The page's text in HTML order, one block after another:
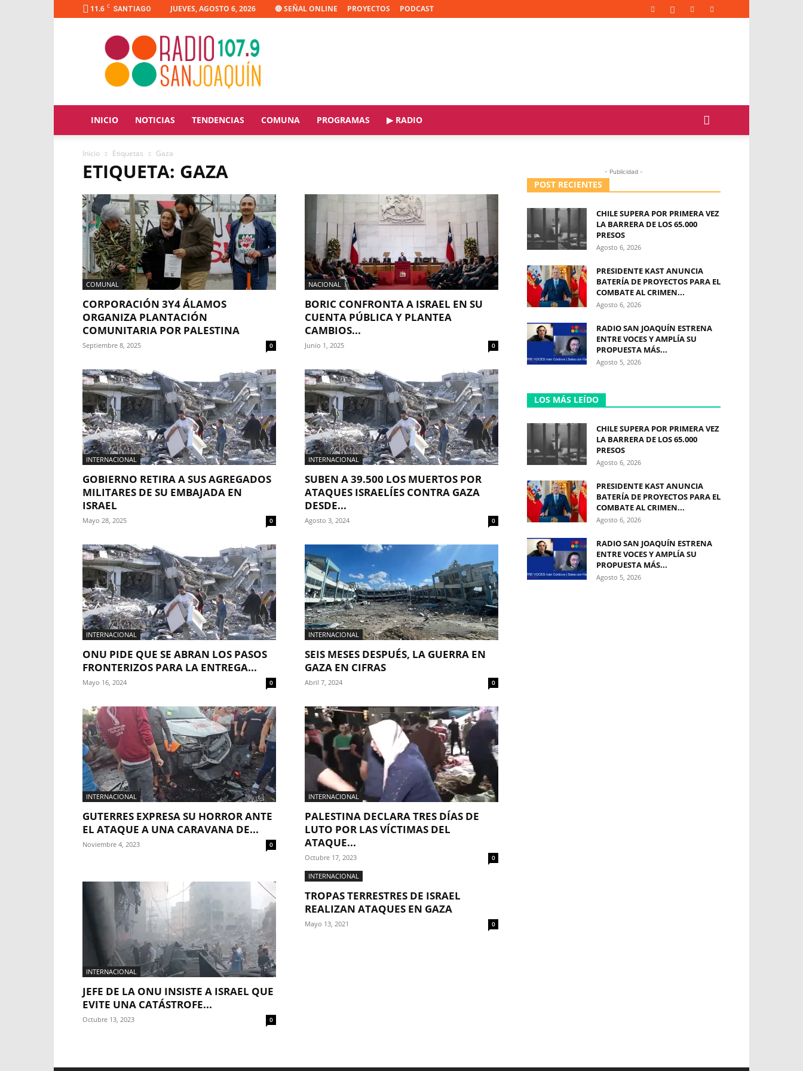
11.6 C SANTIAGO JUEVES, AGOSTO 6, 2026 🔴 SEÑAL ONLINE PROYECTOS PODCAST
Radio
Joaquín
INICIO NOTICIAS TENDENCIAS COMUNA PROGRAMAS ▶ RADIO
Inicio Etiquetas Gaza
ETIQUETA: GAZA
COMUNAL
CORPORACIÓN 3Y4 ÁLAMOS
ORGANIZA PLANTACIÓN
COMUNITARIA POR PALESTINA
Septiembre 8, 2025 0
NACIONAL
BORIC CONFRONTA A ISRAEL EN SU
CUENTA PÚBLICA Y PLANTEA
CAMBIOS...
Junio 1, 2025 0
INTERNACIONAL
GOBIERNO RETIRA A SUS AGREGADOS
MILITARES DE SU EMBAJADA EN
ISRAEL
Mayo 28, 2025 0
INTERNACIONAL
SUBEN A 39.500 LOS MUERTOS POR
ATAQUES ISRAELÍES CONTRA GAZA
DESDE...
Agosto 3, 2024 0
INTERNACIONAL
ONU PIDE QUE SE ABRAN LOS PASOS
FRONTERIZOS PARA LA ENTREGA...
Mayo 16, 2024 0
INTERNACIONAL
SEIS MESES DESPUÉS, LA GUERRA EN
GAZA EN CIFRAS
Abril 7, 2024 0
INTERNACIONAL
GUTERRES EXPRESA SU HORROR ANTE
EL ATAQUE A UNA CARAVANA DE...
Noviembre 4, 2023 0
INTERNACIONAL
PALESTINA DECLARA TRES DÍAS DE
LUTO POR LAS VÍCTIMAS DEL
ATAQUE...
Octubre 17, 2023 0
INTERNACIONAL
JEFE DE LA ONU INSISTE A ISRAEL QUE
EVITE UNA CATÁSTROFE...
Octubre 13, 2023 0
INTERNACIONAL
TROPAS TERRESTRES DE ISRAEL
REALIZAN ATAQUES EN GAZA
Mayo 13, 2021 0
- Publicidad -
POST RECIENTES
CHILE SUPERA POR PRIMERA VEZ
LA BARRERA DE LOS 65.000
PRESOS
Agosto 6, 2026
PRESIDENTE KAST ANUNCIA
BATERÍA DE PROYECTOS PARA EL
COMBATE AL CRIMEN...
Agosto 6, 2026
RADIO SAN JOAQUÍN ESTRENA
ENTRE VOCES Y AMPLÍA SU
PROPUESTA MÁS...
Agosto 5, 2026
LOS MÁS LEÍDO
CHILE SUPERA POR PRIMERA VEZ
LA BARRERA DE LOS 65.000
PRESOS
Agosto 6, 2026
PRESIDENTE KAST ANUNCIA
BATERÍA DE PROYECTOS PARA EL
COMBATE AL CRIMEN...
Agosto 6, 2026
RADIO SAN JOAQUÍN ESTRENA
ENTRE VOCES Y AMPLÍA SU
PROPUESTA MÁS...
Agosto 5, 2026